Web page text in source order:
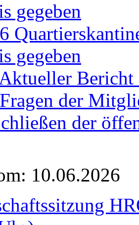
gegeben
gegeben
Bericht
der
der
10.06.2026